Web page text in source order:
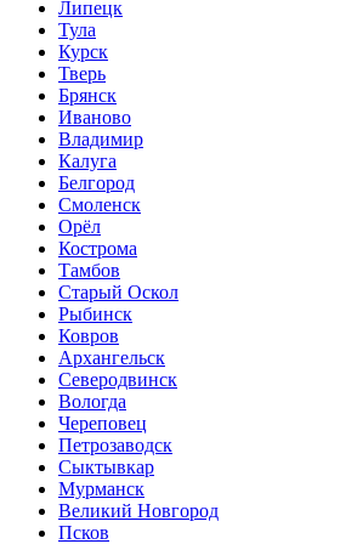
Липецк
Тула
Курск
Тверь
Брянск
Иваново
Владимир
Калуга
Белгород
Смоленск
Орёл
Кострома
Тамбов
Старый Оскол
Рыбинск
Ковров
Архангельск
Северодвинск
Вологда
Череповец
Петрозаводск
Сыктывкар
Мурманск
Великий Новгород
Псков